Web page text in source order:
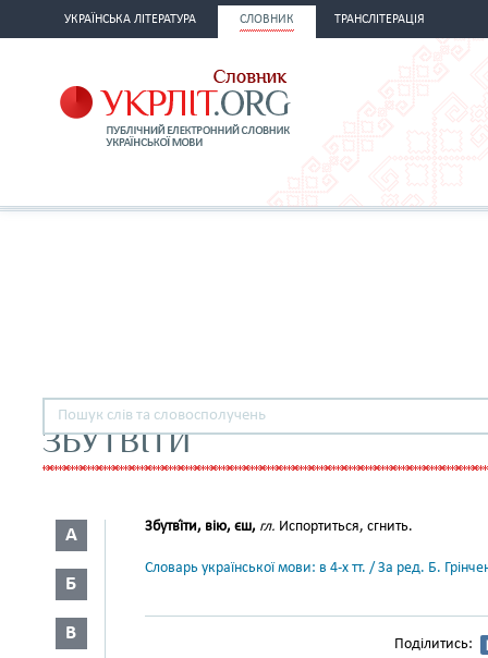
УКРАЇНСЬКА ЛІТЕРАТУРА СЛОВНИК ТРАНСЛІТЕРАЦІЯ
ЗБУТВІТИ
А
Б
В
Збутві́ти, вію, єш, гл. Испортиться, сгнить.
Словарь української мови: в 4-х тт. / За ред. Б.
Поділитись: